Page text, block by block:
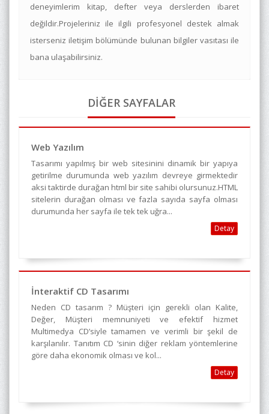
deneyimlerim kitap, defter veya derslerden ibaret
değildir.Projeleriniz ile ilgili profesyonel destek almak
isterseniz iletişim bölümünde bulunan bilgiler vasıtası ile
bana ulaşabilirsiniz.
DİĞER SAYFALAR
Web Yazılım
Tasarımı yapılmış bir web sitesinini dinamik bir yapıya
getirilme durumunda web yazılım devreye girmektedir
aksi taktirde durağan html bir site sahibi olursunuz.HTML
sitelerin durağan olması ve fazla sayıda sayfa olması
durumunda her sayfa ile tek tek uğra...
Detay
İnteraktif CD Tasarımı
Neden CD tasarım ? Müşteri için gerekli olan Kalite,
Değer, Müşteri memnuniyeti ve efektif hizmet
Multimedya CD’siyle tamamen ve verimli bir şekil de
karşılanılır. Tanıtım CD ‘sinin diğer reklam yöntemlerine
göre daha ekonomik olması ve kol...
Detay